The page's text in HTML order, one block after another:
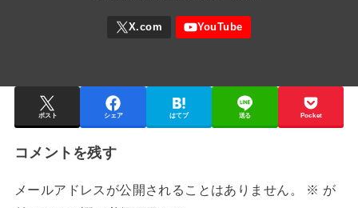
ポスト シェア はてブ 送る Pocket
コメントを残す
メールアドレスが公開されることはありません。 ※ が